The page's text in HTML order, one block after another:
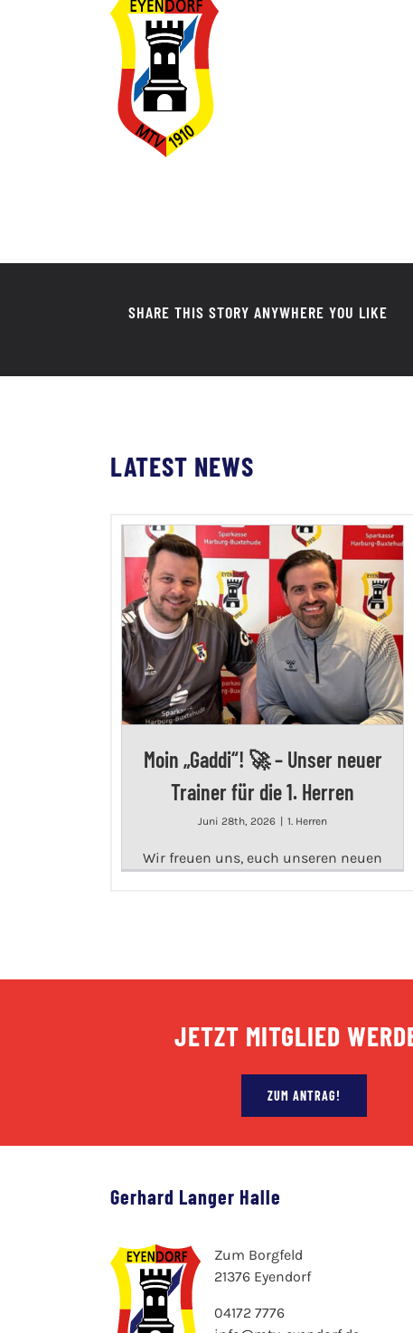
SHARE THIS STORY ANYWHERE YOU LIKE
LATEST NEWS
Moin „Gaddi“! 🚀 – Unser neuer
Trainer für die 1. Herren
Juni 28th, 2026 1. Herren
Wir freuen uns, euch unseren neuen
JETZT MITGLIED
ZUM ANTRAG!
Gerhard Langer Halle
Zum Borgfeld
21376 Eyendorf
04172 7776